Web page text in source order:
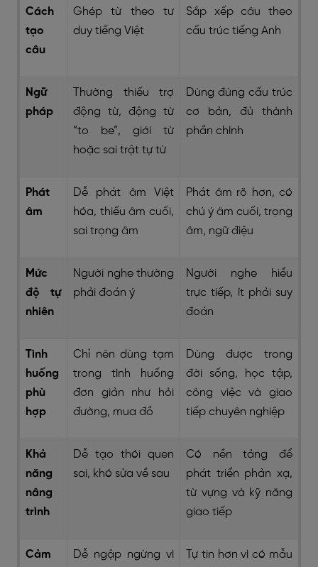
Cách
tạo
câu
Ghép từ theo tư
duy tiếng Việt
Sắp xếp câu theo
cấu trúc tiếng Anh
Ngữ
pháp
Thường thiếu trợ
động từ, động từ
“to be”, giới từ
hoặc sai trật tự từ
Dùng đúng cấu trúc
cơ bản, đủ thành
phần chính
Phát
âm
Dễ phát âm Việt
hóa, thiếu âm cuối,
sai trọng âm
Phát âm rõ hơn, có
chú ý âm cuối, trọng
âm, ngữ điệu
Mức
độ tự
nhiên
Người nghe thường
phải đoán ý
Người nghe hiểu
trực tiếp, ít phải suy
đoán
Tình
huống
phù
hợp
Chỉ nên dùng tạm
trong tình huống
đơn giản như hỏi
đường, mua đồ
Dùng được trong
đời sống, học tập,
công việc và giao
tiếp chuyên nghiệp
Khả
năng
nâng
trình
Dễ tạo thói quen
sai, khó sửa về sau
Có nền tảng để
phát triển phản xạ,
từ vựng và kỹ năng
giao tiếp
Cảm
Dễ ngập ngừng vì
Tự tin hơn vì có mẫu